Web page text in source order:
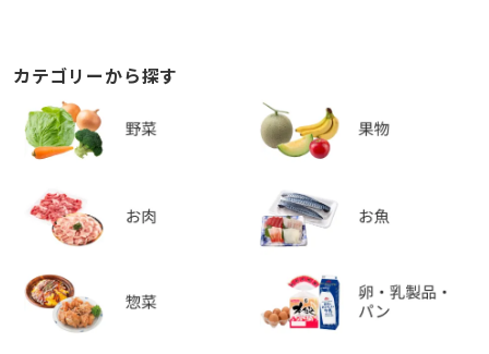
カテゴリーから探す